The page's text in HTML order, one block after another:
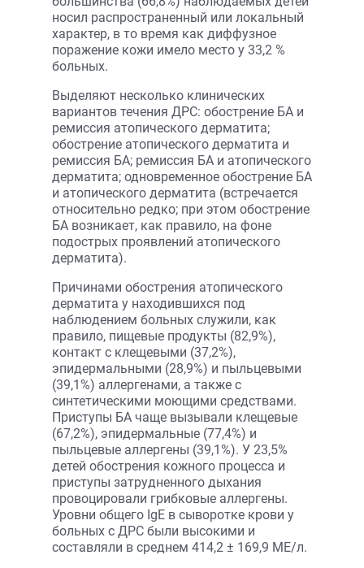
носил распространенный или локальный
характер, в то время как диффузное
поражение кожи имело место у 33,2 %
больных.
Выделяют несколько клинических
вариантов течения ДРС: обострение БА и
ремиссия атопического дерматита;
обострение атопического дерматита и
ремиссия БА; ремиссия БА и атопического
дерматита; одновременное обострение БА
и атопического дерматита (встречается
относительно редко; при этом обострение
БА возникает, как правило, на фоне
подострых проявлений атопического
дерматита).
Причинами обострения атопического
дерматита у находившихся под
наблюдением больных служили, как
правило, пищевые продукты (82,9%),
контакт с клещевыми (37,2%),
эпидермальными (28,9%) и пыльцевыми
(39,1%) аллергенами, а также с
синтетическими моющими средствами.
Приступы БА чаще вызывали клещевые
(67,2%), эпидермальные (77,4%) и
пыльцевые аллергены (39,1%). У 23,5%
детей обострения кожного процесса и
приступы затрудненного дыхания
провоцировали грибковые аллергены.
Уровни общего IgE в сыворотке крови у
больных с ДРС были высокими и
составляли в среднем 414,2 ± 169,9 МЕ/л.